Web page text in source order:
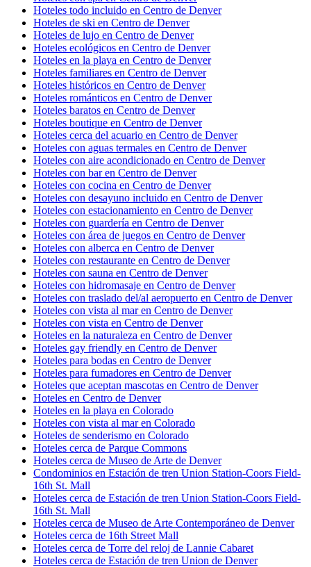
Hoteles todo incluido en Centro de Denver
Hoteles de ski en Centro de Denver
Hoteles de lujo en Centro de Denver
Hoteles ecológicos en Centro de Denver
Hoteles en la playa en Centro de Denver
Hoteles familiares en Centro de Denver
Hoteles históricos en Centro de Denver
Hoteles románticos en Centro de Denver
Hoteles baratos en Centro de Denver
Hoteles boutique en Centro de Denver
Hoteles cerca del acuario en Centro de Denver
Hoteles con aguas termales en Centro de Denver
Hoteles con aire acondicionado en Centro de Denver
Hoteles con bar en Centro de Denver
Hoteles con cocina en Centro de Denver
Hoteles con desayuno incluido en Centro de Denver
Hoteles con estacionamiento en Centro de Denver
Hoteles con guardería en Centro de Denver
Hoteles con área de juegos en Centro de Denver
Hoteles con alberca en Centro de Denver
Hoteles con restaurante en Centro de Denver
Hoteles con sauna en Centro de Denver
Hoteles con hidromasaje en Centro de Denver
Hoteles con traslado del/al aeropuerto en Centro de Denver
Hoteles con vista al mar en Centro de Denver
Hoteles con vista en Centro de Denver
Hoteles en la naturaleza en Centro de Denver
Hoteles gay friendly en Centro de Denver
Hoteles para bodas en Centro de Denver
Hoteles para fumadores en Centro de Denver
Hoteles que aceptan mascotas en Centro de Denver
Hoteles en Centro de Denver
Hoteles en la playa en Colorado
Hoteles con vista al mar en Colorado
Hoteles de senderismo en Colorado
Hoteles cerca de Parque Commons
Hoteles cerca de Museo de Arte de Denver
Condominios en Estación de tren Union Station-Coors Field-
16th St. Mall
Hoteles cerca de Estación de tren Union Station-Coors Field-
16th St. Mall
Hoteles cerca de Museo de Arte Contemporáneo de Denver
Hoteles cerca de 16th Street Mall
Hoteles cerca de Torre del reloj de Lannie Cabaret
Hoteles cerca de Estación de tren Union de Denver